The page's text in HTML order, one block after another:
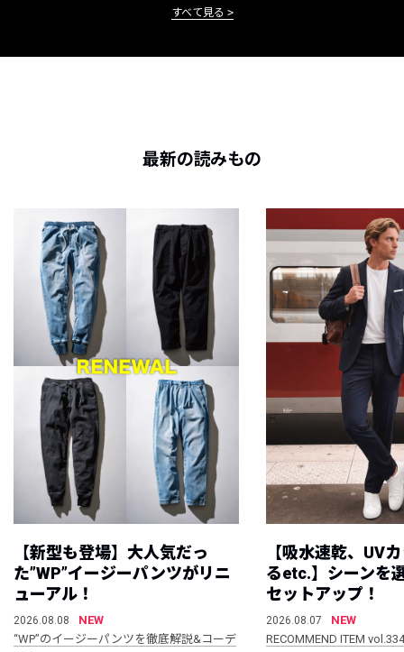
すべて見る
最新の読みもの
【新型も登場】大人気だっ
た”WP”イージーパンツがリニ
ューアル！
2026.08.08
NEW
“WP”のイージーパンツを徹底解説&コーデ
【吸水速乾、UV
るetc.】シーンを
セットアップ！
2026.08.07
NEW
RECOMMEND ITEM vol.334